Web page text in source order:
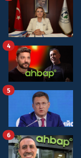
4
5
6